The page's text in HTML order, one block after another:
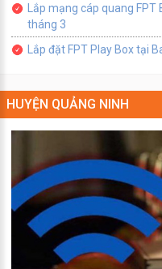
Lắp mạng cáp quang FPT
tháng 3
Lắp đặt FPT Play Box tại
HUYỆN QUẢNG NINH